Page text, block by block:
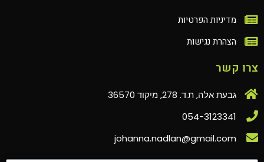
מדיניות הפרטיות
הצהרת נגישות
צרו קשר
גבעת אלה, ת.ד. 278, מיקוד 36570
054-3123341
johanna.nadlan@gmail.com‏